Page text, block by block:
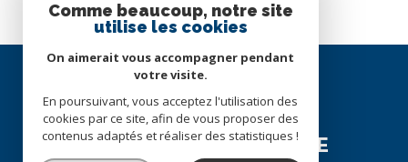
Espace
PROPRIÉTAIRE
Comme beaucoup, notre site
utilise les cookies
On aimerait vous accompagner pendant
votre visite.
En poursuivant, vous acceptez l'utilisation des
cookies par ce site, afin de vous proposer des
contenus adaptés et réaliser des statistiques !